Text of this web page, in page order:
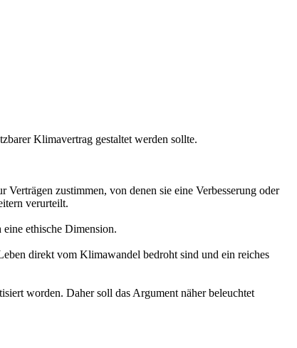
Klimavertrag gestaltet werden sollte.
zustimmen, von denen sie eine Verbesserung oder
verurteilt.
ethische Dimension.
direkt vom Klimawandel bedroht sind und ein reiches
worden. Daher soll das Argument näher beleuchtet